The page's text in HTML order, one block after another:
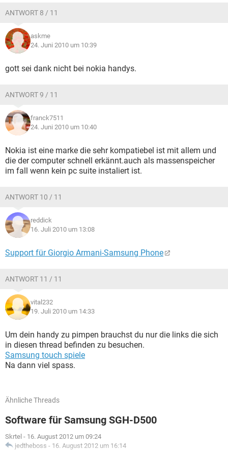
ANTWORT 8 / 11
askme
24. Juni 2010 um 10:39
gott sei dank nicht bei nokia handys.
ANTWORT 9 / 11
franck7511
24. Juni 2010 um 10:40
Nokia ist eine marke die sehr kompatiebel ist mit allem und
die der computer schnell erkännt.auch als massenspeicher
im fall wenn kein pc suite instaliert ist.
ANTWORT 10 / 11
reddick
16. Juli 2010 um 13:08
Support für Giorgio Armani-Samsung Phone
ANTWORT 11 / 11
vital232
19. Juli 2010 um 14:33
Um dein handy zu pimpen brauchst du nur die links die sich
in diesen thread befinden zu besuchen.
Samsung touch spiele
Na dann viel spass.
Ähnliche Threads
Software für Samsung SGH-D500
Skrtel - 16. August 2012 um 09:24
jedtheboss - 16. August 2012 um 16:14